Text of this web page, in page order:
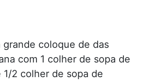
grande coloque de das
com 1 colher de sopa de
1/2 colher de sopa de